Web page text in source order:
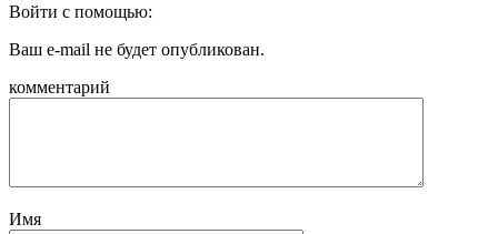
Войти с помощью:
Ваш e-mail не будет опубликован.
комментарий
Имя